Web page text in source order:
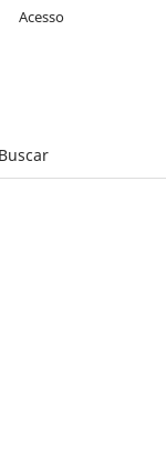
Buscar
Acesso